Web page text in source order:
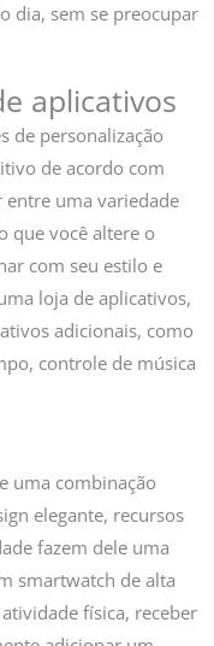
dia, sem se preocupar
aplicativos
de personalização
de acordo com
entre uma variedade
que você altere o
com seu estilo e
loja de aplicativos,
adicionais, como
controle de música
uma combinação
elegante, recursos
fazem dele uma
smartwatch de alta
física, receber